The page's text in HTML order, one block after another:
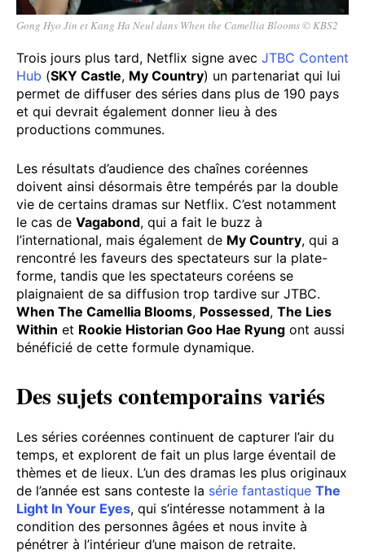
Gong Hyo Jin et Kang Ha Neul dans When the Camellia Blooms © KBS2
Trois jours plus tard, Netflix signe avec JTBC Content
Hub (SKY Castle, My Country) un partenariat qui lui
permet de diffuser des séries dans plus de 190 pays
et qui devrait également donner lieu à des
productions communes.
Les résultats d’audience des chaînes coréennes
doivent ainsi désormais être tempérés par la double
vie de certains dramas sur Netflix. C’est notamment
le cas de Vagabond, qui a fait le buzz à
l’international, mais également de My Country, qui a
rencontré les faveurs des spectateurs sur la plate-
forme, tandis que les spectateurs coréens se
plaignaient de sa diffusion trop tardive sur JTBC.
When The Camellia Blooms, Possessed, The Lies
Within et Rookie Historian Goo Hae Ryung ont aussi
bénéficié de cette formule dynamique.
Des sujets contemporains variés
Les séries coréennes continuent de capturer l’air du
temps, et explorent de fait un plus large éventail de
thèmes et de lieux. L’un des dramas les plus originaux
de l’année est sans conteste la série fantastique The
Light In Your Eyes, qui s’intéresse notamment à la
condition des personnes âgées et nous invite à
pénétrer à l’intérieur d’une maison de retraite.